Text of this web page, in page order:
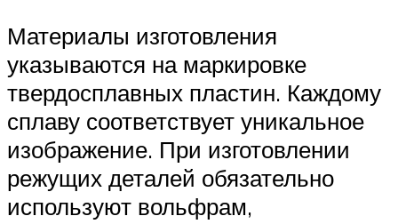
Материалы изготовления
указываются на маркировке
твердосплавных пластин. Каждому
сплаву соответствует уникальное
изображение. При изготовлении
режущих деталей обязательно
используют вольфрам,